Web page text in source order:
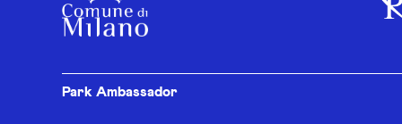
Park Ambassador